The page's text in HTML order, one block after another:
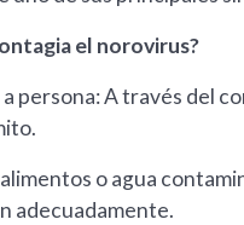
el norovirus?
persona: A través del
o agua
adecuadamente.